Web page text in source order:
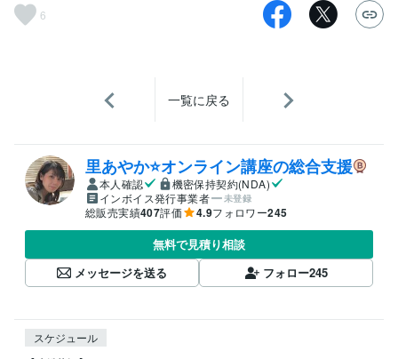
6
一覧に戻る
里あやか⭐オンライン講座の総合支援
本人確認
機密保持契約(NDA)
インボイス発行事業者
未登録
総販売実績407評価 4.9フォロワー245
無料で見積り相談
メッセージを送る
フォロー245
スケジュール